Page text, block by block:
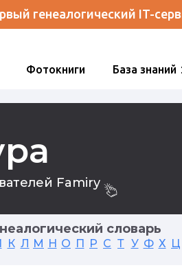
генеалогический IT-
Фотокниги База знаний
Famiry
словарь
К Л М Н О П Р С Т У Ф Х Ц